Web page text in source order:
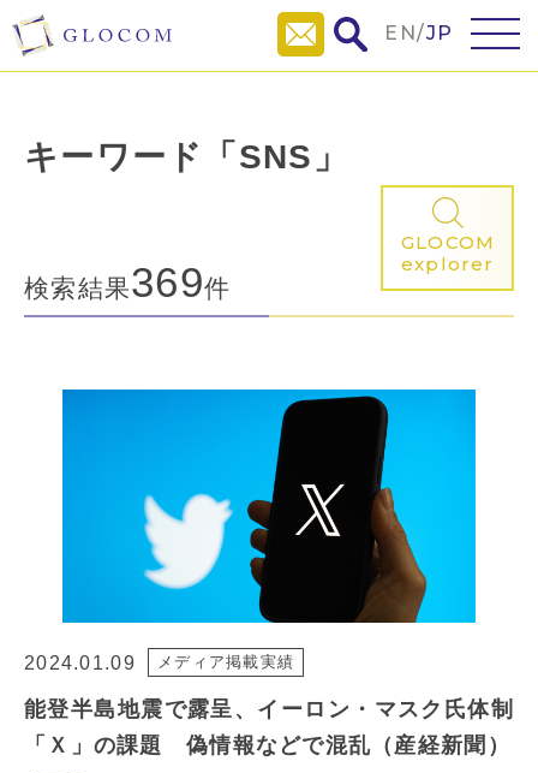
EN/JP
キーワード「SNS」
GLOCOM
explorer
検索結果369件
2024.01.09 メディア掲載実績
能登半島地震で露呈、イーロン・マスク氏体制
「Ｘ」の課題 偽情報などで混乱（産経新聞）